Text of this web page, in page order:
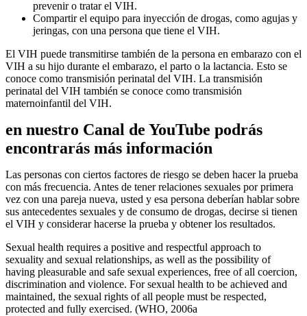
prevenir o tratar el VIH.
Compartir el equipo para inyección de drogas, como agujas y
jeringas, con una persona que tiene el VIH.
El VIH puede transmitirse también de la persona en embarazo con el
VIH a su hijo durante el embarazo, el parto o la lactancia. Esto se
conoce como transmisión perinatal del VIH. La transmisión
perinatal del VIH también se conoce como transmisión
maternoinfantil del VIH.
en nuestro Canal de YouTube podrás
encontrarás más información
Las personas con ciertos factores de riesgo se deben hacer la prueba
con más frecuencia. Antes de tener relaciones sexuales por primera
vez con una pareja nueva, usted y esa persona deberían hablar sobre
sus antecedentes sexuales y de consumo de drogas, decirse si tienen
el VIH y considerar hacerse la prueba y obtener los resultados.
Sexual health requires a positive and respectful approach to
sexuality and sexual relationships, as well as the possibility of
having pleasurable and safe sexual experiences, free of all coercion,
discrimination and violence. For sexual health to be achieved and
maintained, the sexual rights of all people must be respected,
protected and fully exercised. (WHO, 2006a